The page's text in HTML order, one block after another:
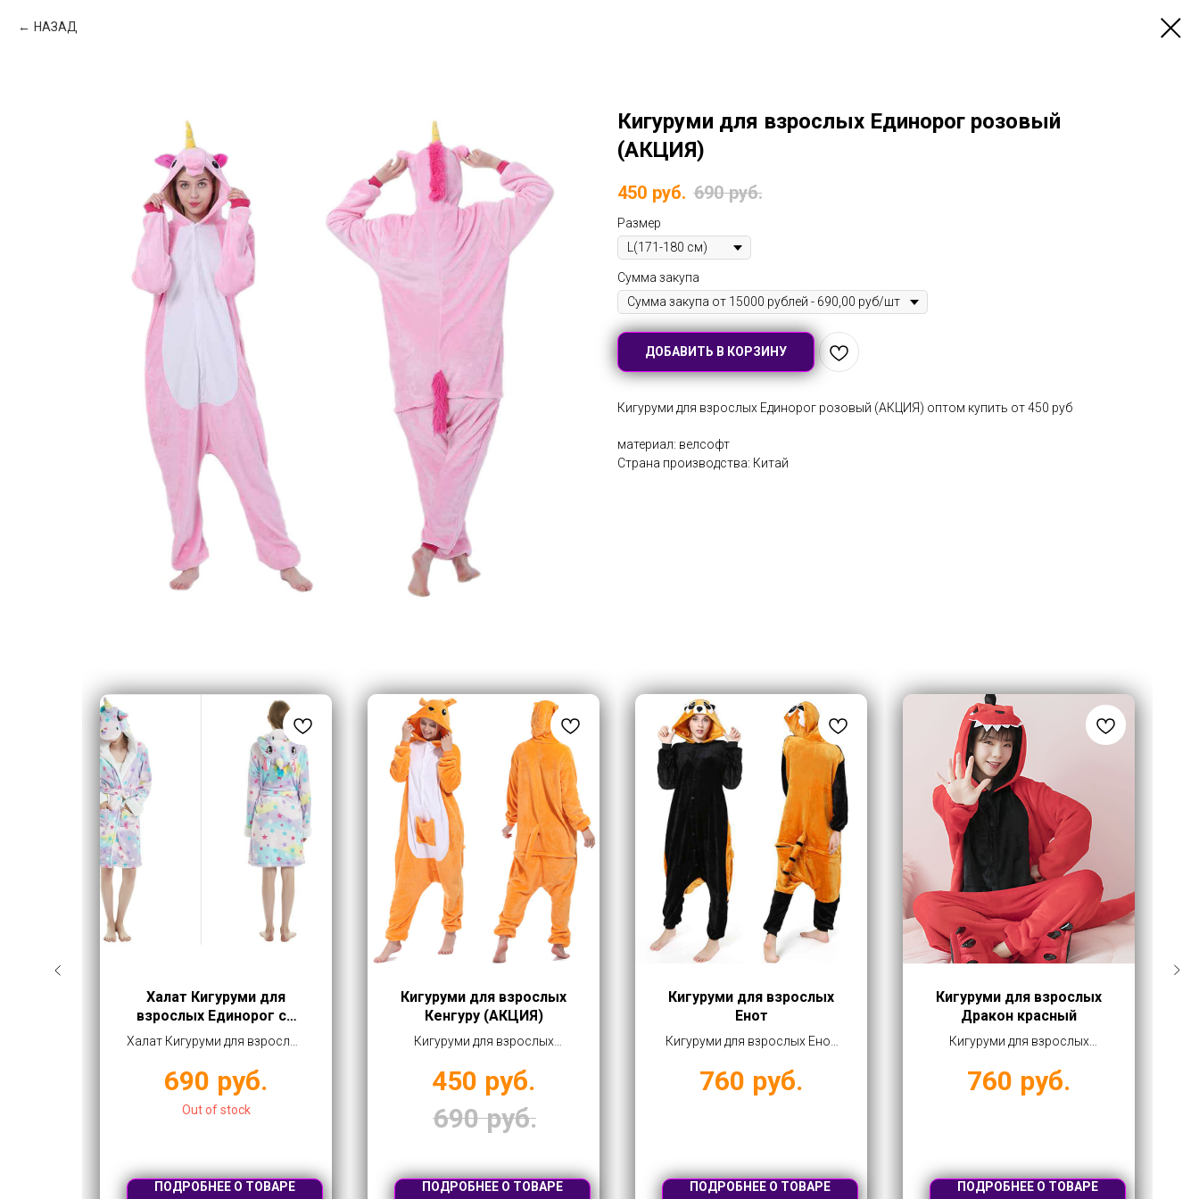
НАЗАД
Кигуруми для взрослых Единорог розовый
(АКЦИЯ)
450 руб. 690 руб.
Размер
Сумма закупа
ДОБАВИТЬ В КОРЗИНУ
Кигуруми для взрослых Единорог розовый (АКЦИЯ) оптом купить от 450 руб
материал: велсофт
Страна производства: Китай
Халат Кигуруми для
взрослых Единорог со
звездами
Халат Кигуруми для взрослых
оптом от 690 рублей
690 руб.
Out of stock
ПОДРОБНЕЕ О ТОВАРЕ
Кигуруми для взрослых
Кенгуру (АКЦИЯ)
Кигуруми для взрослых
купить от 450 рублей
450 руб.
690 руб.
ПОДРОБНЕЕ О ТОВАРЕ
Кигуруми для взрослых
Енот
Кигуруми для взрослых Енот
760 руб.
ПОДРОБНЕЕ О ТОВАРЕ
Кигуруми для взрослых
Дракон красный
Кигуруми для взрослых
оптом от 760 рублей
760 руб.
ПОДРОБНЕЕ О ТОВАРЕ